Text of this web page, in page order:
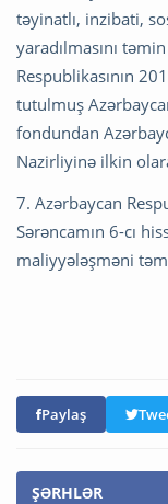
təyinatlı, inzibati,
yaradılmasını
Respublikasının
tutulmuş
fondundan
Nazirliyinə ilkin
7. Azərbaycan
Sərəncamın 6-cı
maliyyələşməni
Paylaş
ŞƏRHLƏR